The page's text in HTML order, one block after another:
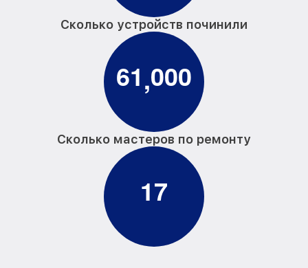
Сколько устройств починили
61,000
Сколько мастеров по ремонту
17